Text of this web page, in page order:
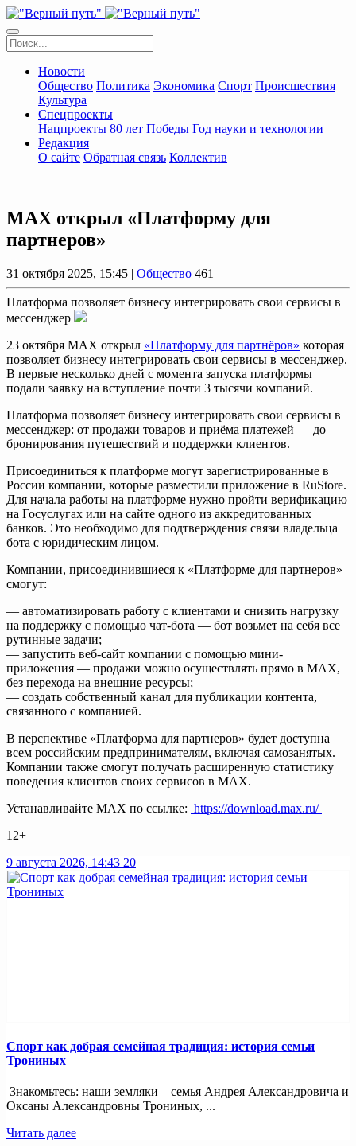
Новости
Общество Политика Экономика Спорт Происшествия
Культура
Спецпроекты
Нацпроекты 80 лет Победы Год науки и технологии
Редакция
О сайте Обратная связь Коллектив
МАХ открыл «Платформу для
партнеров»
31 октября 2025, 15:45 | Общество 461
Платформа позволяет бизнесу интегрировать свои сервисы в
мессенджер
23 октября МАХ открыл «Платформу для партнёров» которая
позволяет бизнесу интегрировать свои сервисы в мессенджер.
В первые несколько дней с момента запуска платформы
подали заявку на вступление почти 3 тысячи компаний.
Платформа позволяет бизнесу интегрировать свои сервисы в
мессенджер: от продажи товаров и приёма платежей — до
бронирования путешествий и поддержки клиентов.
Присоединиться к платформе могут зарегистрированные в
России компании, которые разместили приложение в RuStore.
Для начала работы на платформе нужно пройти верификацию
на Госуслугах или на сайте одного из аккредитованных
банков. Это необходимо для подтверждения связи владельца
бота с юридическим лицом.
Компании, присоединившиеся к «Платформе для партнеров»
смогут:
— автоматизировать работу с клиентами и снизить нагрузку
на поддержку с помощью чат-бота — бот возьмет на себя все
рутинные задачи;
— запустить веб-сайт компании с помощью мини-
приложения — продажи можно осуществлять прямо в МАХ,
без перехода на внешние ресурсы;
— создать собственный канал для публикации контента,
связанного с компанией.
В перспективе «Платформа для партнеров» будет доступна
всем российским предпринимателям, включая самозанятых.
Компании также смогут получать расширенную статистику
поведения клиентов своих сервисов в МАХ.
Устанавливайте MAX по ссылке: https://download.max.ru/
12+
9 августа 2026, 14:43 20
Спорт как добрая семейная традиция: история семьи
Трониных
Знакомьтесь: наши земляки – семья Андрея Александровича и
Оксаны Александровны Трониных, ...
Читать далее